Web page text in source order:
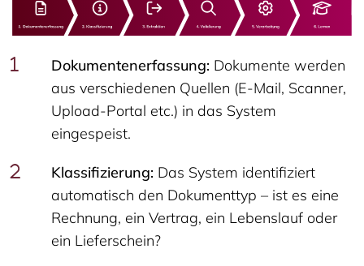
Dokumentenerfassung: Dokumente werden
aus verschiedenen Quellen (E-Mail, Scanner,
Upload-Portal etc.) in das System
eingespeist.
Klassifizierung: Das System identifiziert
automatisch den Dokumenttyp – ist es eine
Rechnung, ein Vertrag, ein Lebenslauf oder
ein Lieferschein?